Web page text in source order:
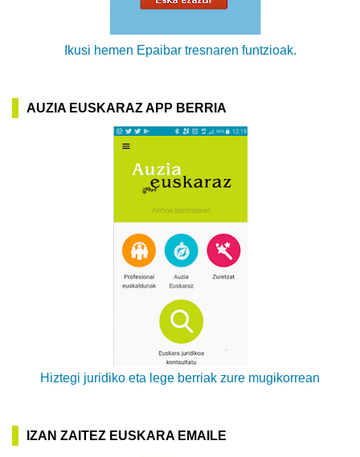
Ikusi hemen Epaibar tresnaren funtzioak.
AUZIA EUSKARAZ APP BERRIA
Hiztegi juridiko eta lege berriak zure mugikorrean
IZAN ZAITEZ EUSKARA EMAILE